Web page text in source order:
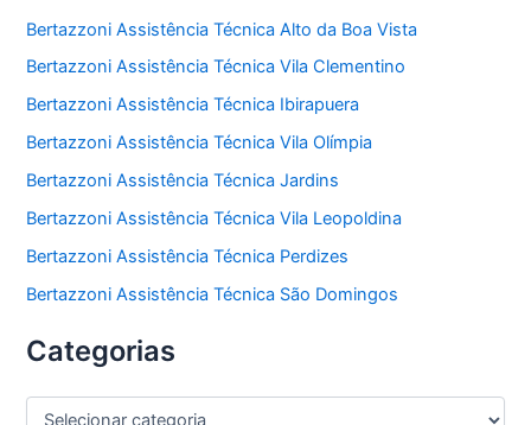
Bertazzoni Assistência Técnica Alto da Boa Vista
Bertazzoni Assistência Técnica Vila Clementino
Bertazzoni Assistência Técnica Ibirapuera
Bertazzoni Assistência Técnica Vila Olímpia
Bertazzoni Assistência Técnica Jardins
Bertazzoni Assistência Técnica Vila Leopoldina
Bertazzoni Assistência Técnica Perdizes
Bertazzoni Assistência Técnica São Domingos
Categorias
C